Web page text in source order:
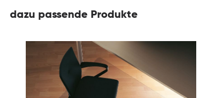
dazu passende Produkte